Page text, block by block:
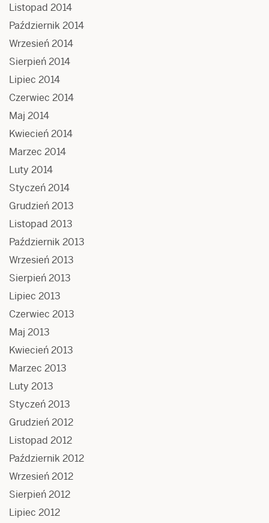
Listopad 2014
Październik 2014
Wrzesień 2014
Sierpień 2014
Lipiec 2014
Czerwiec 2014
Maj 2014
Kwiecień 2014
Marzec 2014
Luty 2014
Styczeń 2014
Grudzień 2013
Listopad 2013
Październik 2013
Wrzesień 2013
Sierpień 2013
Lipiec 2013
Czerwiec 2013
Maj 2013
Kwiecień 2013
Marzec 2013
Luty 2013
Styczeń 2013
Grudzień 2012
Listopad 2012
Październik 2012
Wrzesień 2012
Sierpień 2012
Lipiec 2012